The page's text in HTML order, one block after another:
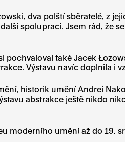
dva polští sběratelé, z
spoluprací. Jsem rád, že
také Jacek
Výstavu navíc doplnila i
historik umění Andrei
abstrakce ještě nikdo
moderního uměníaž do 19.